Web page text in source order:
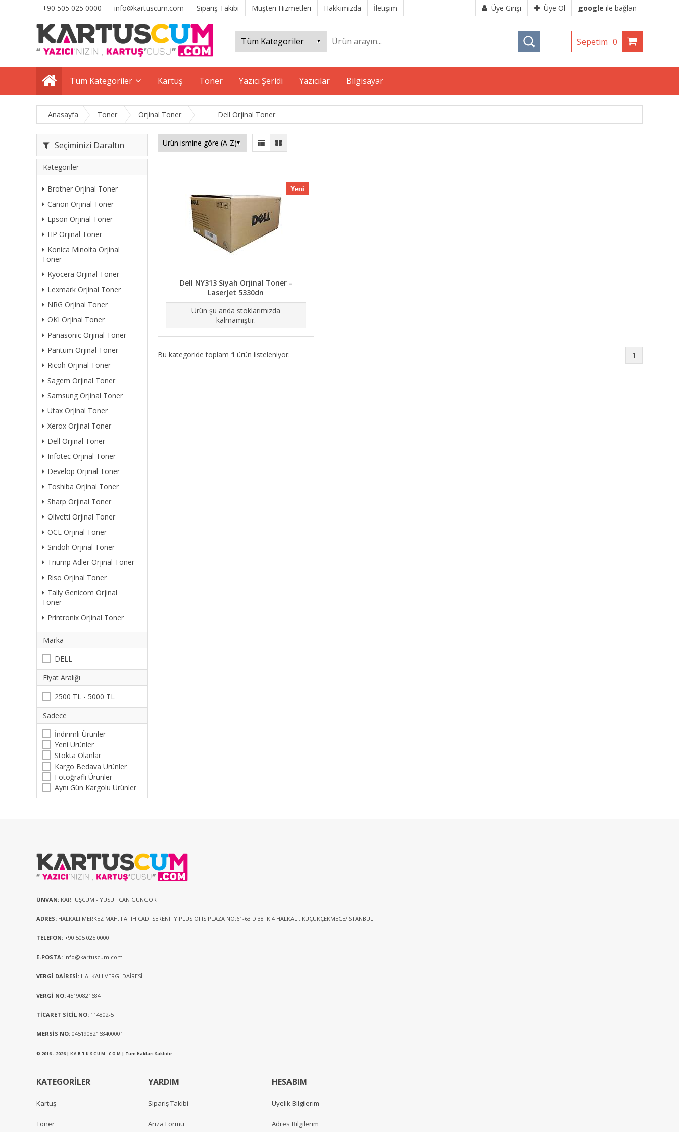
+90 505 025 0000 info@kartuscum.com Sipariş Takibi Müşteri Hizmetleri Hakkımızda İletişim Üye Girişi Üye Ol google ile bağlan
Sepetim 0
Tüm Kategoriler Kartuş Toner Yazıcı Şeridi Yazıcılar Bilgisayar
Anasayfa Toner Orjinal Toner Dell Orjinal Toner
Seçiminizi Daraltın
Kategoriler
Brother Orjinal Toner
Canon Orjinal Toner
Epson Orjinal Toner
HP Orjinal Toner
Konica Minolta Orjinal
Toner
Kyocera Orjinal Toner
Lexmark Orjinal Toner
NRG Orjinal Toner
OKI Orjinal Toner
Panasonic Orjinal Toner
Pantum Orjinal Toner
Ricoh Orjinal Toner
Sagem Orjinal Toner
Samsung Orjinal Toner
Utax Orjinal Toner
Xerox Orjinal Toner
Dell Orjinal Toner
Infotec Orjinal Toner
Develop Orjinal Toner
Toshiba Orjinal Toner
Sharp Orjinal Toner
Olivetti Orjinal Toner
OCE Orjinal Toner
Sindoh Orjinal Toner
Triump Adler Orjinal Toner
Riso Orjinal Toner
Tally Genicom Orjinal
Toner
Printronix Orjinal Toner
Marka
DELL
Fiyat Aralığı
2500 TL - 5000 TL
Sadece
İndirimli Ürünler
Yeni Ürünler
Stokta Olanlar
Kargo Bedava Ürünler
Fotoğraflı Ürünler
Aynı Gün Kargolu Ürünler
Dell NY313 Siyah Orjinal Toner -
LaserJet 5330dn
Ürün şu anda stoklarımızda
kalmamıştır.
Bu kategoride toplam 1 ürün listeleniyor. 1
ÜNVAN: KARTUŞCUM - YUSUF CAN GÜNGÖR
ADRES: HALKALI MERKEZ MAH. FATİH CAD. SERENİTY PLUS OFİS PLAZA NO:61-63 D:38 K:4 HALKALI, KÜÇÜKÇEKMECE/İSTANBUL
TELEFON: +90 505 025 0000
E-POSTA: info@kartuscum.com
VERGİ DAİRESİ: HALKALI VERGİ DAİRESİ
VERGİ NO: 45190821684
TİCARET SİCİL NO: 114802-5
MERSİS NO: 04519082168400001
© 2016 - 2026 | K A R T U S C U M . C O M | Tüm Hakları Saklıdır.
KATEGORİLER
Kartuş
Toner
YARDIM
Sipariş Takibi
Arıza Formu
HESABIM
Üyelik Bilgilerim
Adres Bilgilerim